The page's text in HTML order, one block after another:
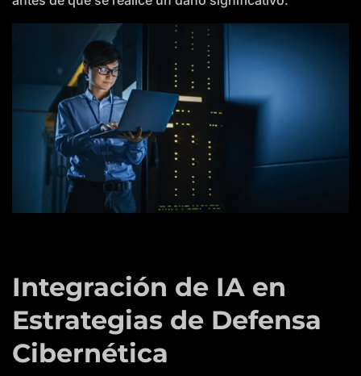
Integración de IA en
Estrategias de Defensa
Cibernética